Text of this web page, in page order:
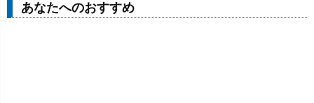
あなたへのおすすめ